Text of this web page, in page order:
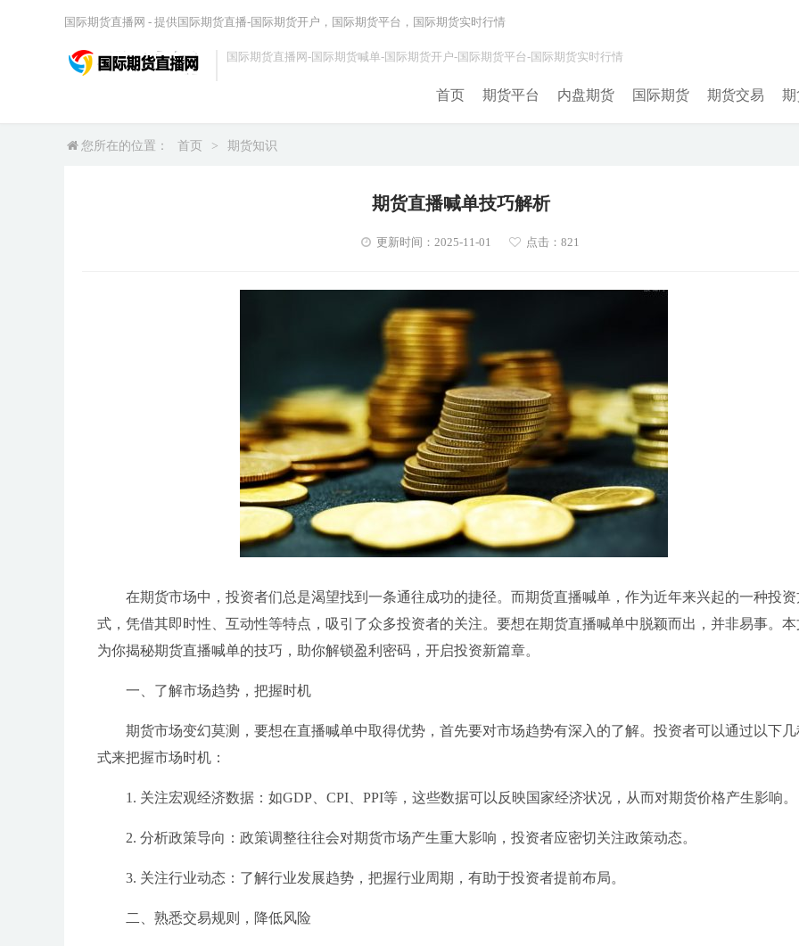
国际期货直播网-国际期货喊单-国际期货开户-国际期货平台-国际期货实时行情
首页 期货平台 内盘期货 国际期货 期货交易 期
国际期货直播网 - 提供国际期货直播-国际期货开户，国际期货平台，国际期货实时行情
您所在的位置： 首页 > 期货知识
期货直播喊单技巧解析
更新时间：2025-11-01 点击：821
在期货市场中，投资者们总是渴望找到一条通往成功的捷径。而期货直播喊单，作为近年来兴起的一种投资
式，凭借其即时性、互动性等特点，吸引了众多投资者的关注。要想在期货直播喊单中脱颖而出，并非易事。
为你揭秘期货直播喊单的技巧，助你解锁盈利密码，开启投资新篇章。
一、了解市场趋势，把握时机
期货市场变幻莫测，要想在直播喊单中取得优势，首先要对市场趋势有深入的了解。投资者可以通过以下
式来把握市场时机：
1. 关注宏观经济数据：如GDP、CPI、PPI等，这些数据可以反映国家经济状况，从而对期货价格产生影响。
2. 分析政策导向：政策调整往往会对期货市场产生重大影响，投资者应密切关注政策动态。
3. 关注行业动态：了解行业发展趋势，把握行业周期，有助于投资者提前布局。
二、熟悉交易规则，降低风险